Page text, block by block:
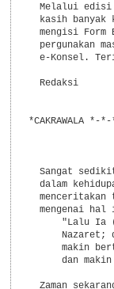
Melalui
kasih banyak
mengisi Form
pergunakan
e-Konsel.
  Redaksi
Sangat
dalam
menceritakan
mengenai hal
"Lalu Ia
Nazaret;
makin
dan
Zaman